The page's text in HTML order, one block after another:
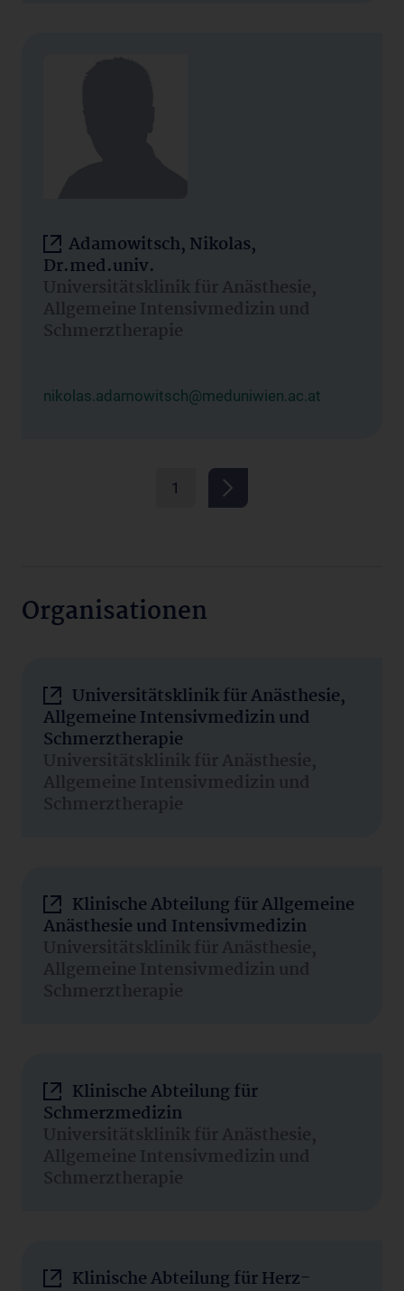
Adamowitsch, Nikolas,
Dr.med.univ.
Universitätsklinik für Anästhesie,
Allgemeine Intensivmedizin und
Schmerztherapie
nikolas.adamowitsch@meduniwien.ac.at
1
Organisationen
Universitätsklinik für Anästhesie,
Allgemeine Intensivmedizin und
Schmerztherapie
Universitätsklinik für Anästhesie,
Allgemeine Intensivmedizin und
Schmerztherapie
Klinische Abteilung für Allgemeine
Anästhesie und Intensivmedizin
Universitätsklinik für Anästhesie,
Allgemeine Intensivmedizin und
Schmerztherapie
Klinische Abteilung für
Schmerzmedizin
Universitätsklinik für Anästhesie,
Allgemeine Intensivmedizin und
Schmerztherapie
Klinische Abteilung für Herz-